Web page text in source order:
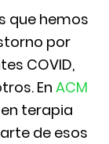
que hemos
por
COVID,
En ACM
terapia
de esos